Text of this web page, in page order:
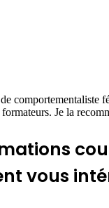
comportementaliste
Je la
vous